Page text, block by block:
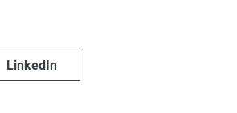
LinkedIn